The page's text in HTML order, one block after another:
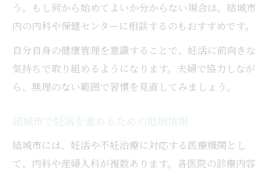
う。もし何から始めてよいか分からない場合は、結城市
内の内科や保健センターに相談するのもおすすめです。
自分自身の健康管理を意識することで、妊活に前向きな
気持ちで取り組めるようになります。夫婦で協力しなが
ら、無理のない範囲で習慣を見直してみましょう。
結城市で妊活を進めるための地域情報
結城市には、妊活や不妊治療に対応する医療機関とし
て、内科や産婦人科が複数あります。各医院の診療内容